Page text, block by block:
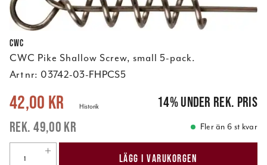
CWC
CWC Pike Shallow Screw, small 5-pack.
Art nr: 03742-03-FHPCS5
Nuvarande pris: 49,00 kr
42,00 kr
49,00 kr
Historik 14%under rek. pris
Fler än 6 st kvar
LÄGG I VARUKORGEN